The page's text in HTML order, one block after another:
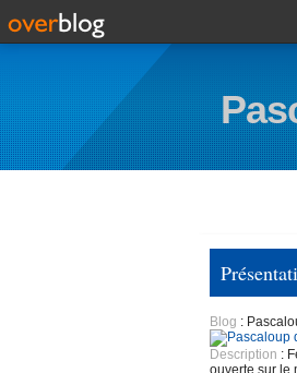
Blog :
Description :
ouverte sur le